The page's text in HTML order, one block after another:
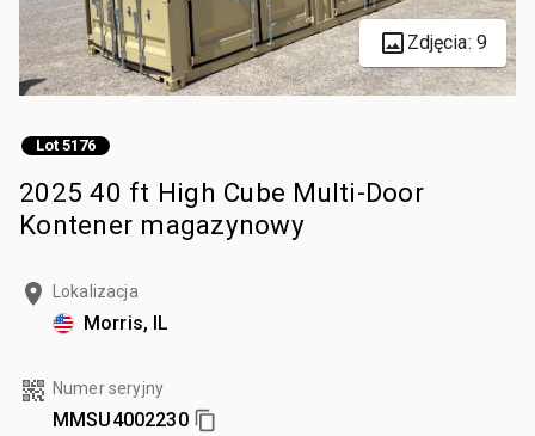
Zdjęcia: 9
Lot 5176
2025 40 ft High Cube Multi-Door
Kontener magazynowy
Lokalizacja
Morris, IL
Numer seryjny
MMSU4002230